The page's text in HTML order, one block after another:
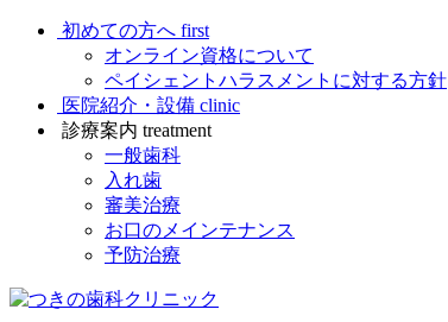
初めての方へ first
オンライン資格について
ペイシェントハラスメントに対する方針
医院紹介・設備 clinic
診療案内 treatment
一般歯科
入れ歯
審美治療
お口のメインテナンス
予防治療